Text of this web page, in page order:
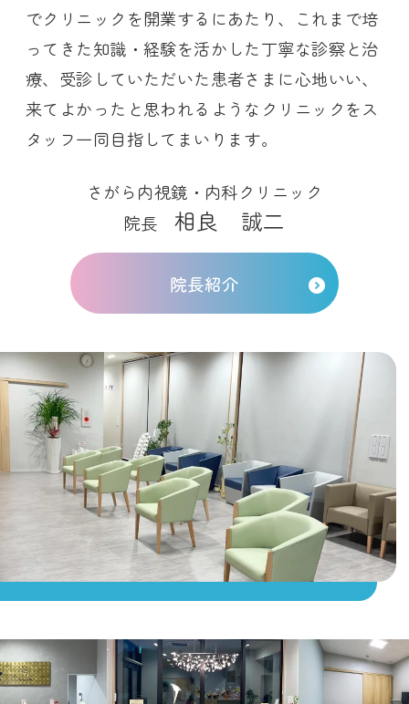
でクリニックを開業するにあたり、これまで培
ってきた知識・経験を活かした丁寧な診察と治
療、受診していただいた患者さまに心地いい、
来てよかったと思われるようなクリニックをス
タッフ一同目指してまいります。
さがら内視鏡・内科クリニック
院長 相良 誠二
院長紹介